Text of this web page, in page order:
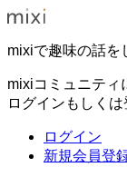
mixiで趣味の話を
mixiコミュニティ
ログインもしく
ログイン
新規会員登